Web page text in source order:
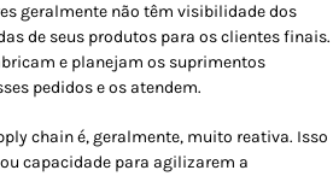
geralmente não têm visibilidade dos
de seus produtos para os clientes finais.
e planejam os suprimentos
pedidos e os atendem.
chain é, geralmente, muito reativa. Isso
capacidade para agilizarem a